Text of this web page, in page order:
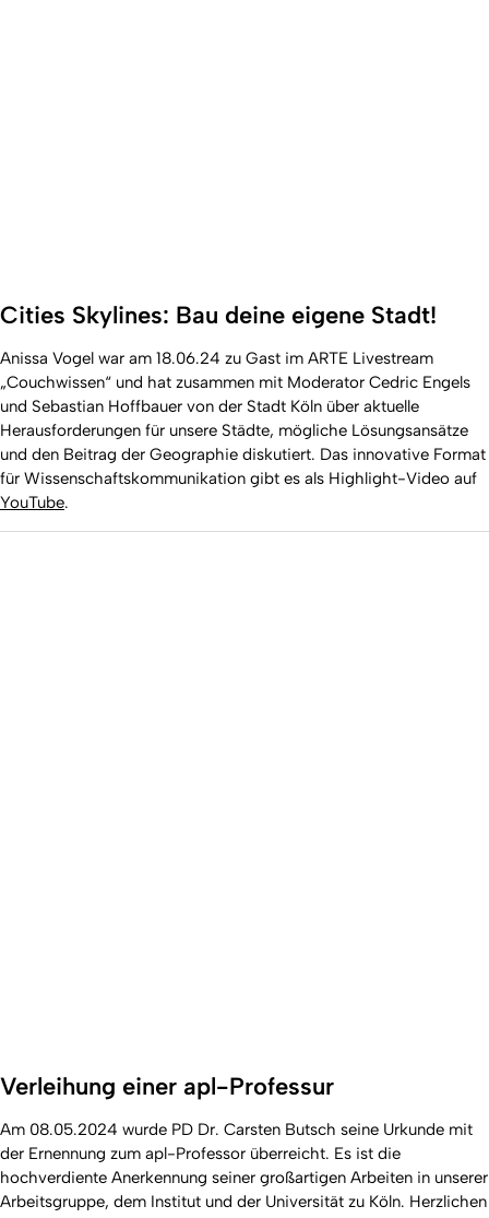
Cities Skylines: Bau deine eigene Stadt!
Anissa Vogel war am 18.06.24 zu Gast im ARTE Livestream
„Couchwissen“ und hat zusammen mit Moderator Cedric Engels
und Sebastian Hoffbauer von der Stadt Köln über aktuelle
Herausforderungen für unsere Städte, mögliche Lösungsansätze
und den Beitrag der Geographie diskutiert. Das innovative Format
für Wissenschaftskommunikation gibt es als Highlight-Video auf
YouTube.
Verleihung einer apl-Professur
Am 08.05.2024 wurde PD Dr. Carsten Butsch seine Urkunde mit
der Ernennung zum apl-Professor überreicht. Es ist die
hochverdiente Anerkennung seiner großartigen Arbeiten in unserer
Arbeitsgruppe, dem Institut und der Universität zu Köln. Herzlichen